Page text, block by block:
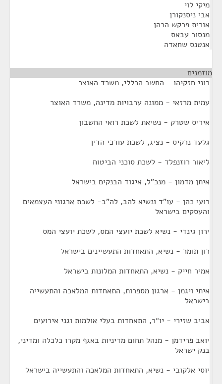
מיקי לוי
אבי ניסנקורן
אורית פרקש הכהן
מנסור עבאס
אנטנס שחאדה
מוזמנים
רוני חזקיהו - החשב הכללי, משרד האוצר
עמית מרזאי - ממונה ערבויות מדינה, משרד האוצר
איריס שטרק - נשיאת לשכת רואי החשבון
גלעד נרקיס - נציג, לשכת עורכי הדין
ליאור רוזנפלד - לשכת סוכני הביטוח
איתן מדמון - מנכ"ל, איגוד הבנקים בישראל
רועי כהן - עו"ד ונשיא להב, לה"ב- לשכת ארגוני העצמאים
והעסקים בישראל
ירון גינדי - נשיא לשכת יועצי המס, לשכת יועצי המס
רון תומר - נשיא, התאחדות התעשיינים בישראל
אמיר חייק - נשיא, התאחדות המלונות בישראל
איתי ויגמן - ארגון מספרות, התאחדות המלאכה והתעשייה
בישראל
אביב שזירי - יו״ר, התאחדות בעלי אולמות וגני אירועים
יואב פרידמן - מנהל תחום מדיניות באגף מקרו כלכלה ומדיני,
בנק ישראל
יוסי אלקובי - נשיא, התאחדות המלאכה והתעשייה בישראל